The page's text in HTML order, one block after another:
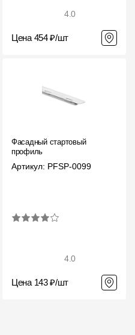
4.0
Цена 454 ₽/шт
Фасадный стартовый
профиль
Артикул: PFSP-0099
4.0
Цена 143 ₽/шт